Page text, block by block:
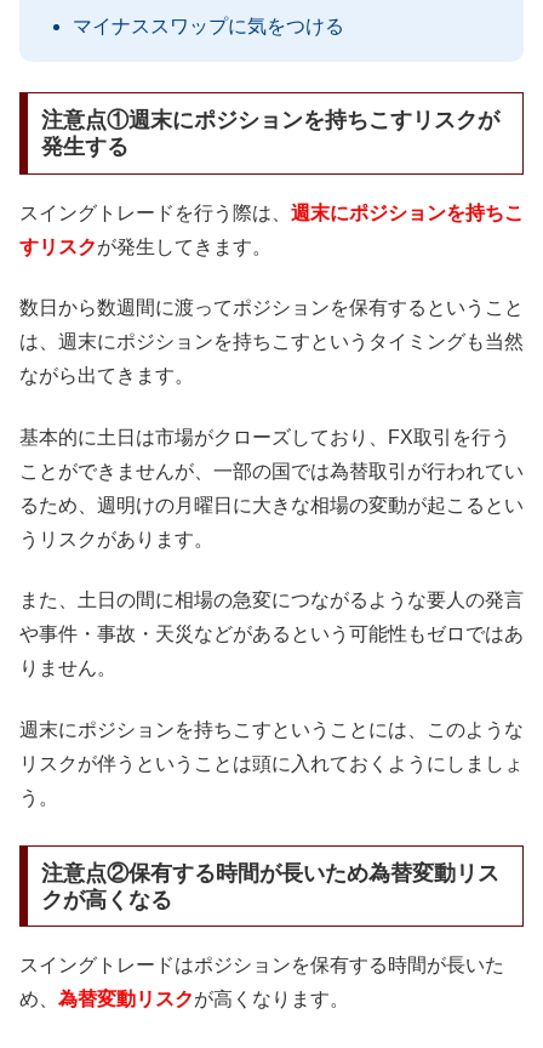
マイナススワップに気をつける
注意点①週末にポジションを持ちこすリスクが
発生する
スイングトレードを行う際は、 週末にポジションを持ちこ
すリスクが発生してきます。
数日から数週間に渡ってポジションを保有するということ
は、週末にポジションを持ちこすというタイミングも当然
ながら出てきます。
基本的に土日は市場がクローズしており、FX取引を行う
ことができませんが、一部の国では為替取引が行われてい
るため、週明けの月曜日に大きな相場の変動が起こるとい
うリスクがあります。
また、土日の間に相場の急変につながるような要人の発言
や事件・事故・天災などがあるという可能性もゼロではあ
りません。
週末にポジションを持ちこすということには、このような
リスクが伴うということは頭に入れておくようにしましょ
う。
注意点②保有する時間が長いため為替変動リス
クが高くなる
スイングトレードはポジションを保有する時間が長いた
め、 為替変動リスクが高くなります。